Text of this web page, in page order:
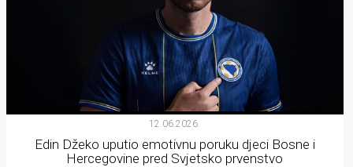
12.06.2026.
Edin Džeko uputio emotivnu poruku djeci Bosne i
Hercegovine pred Svjetsko prvenstvo